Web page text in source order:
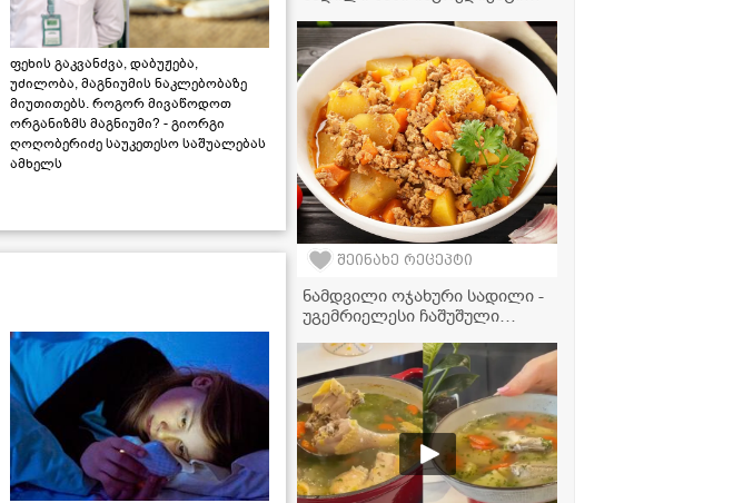
ფეხის გაკვანძვა, დაბუჟება,
უძილობა, მაგნიუმის ნაკლებობაზე
მიუთითებს. როგორ მივაწოდოთ
ორგანიზმს მაგნიუმი? - გიორგი
ღოღობერიძე საუკეთესო საშუალებას
ამხელს
ბროკოლით" - ვიდეორეცეპტი
შეინახე რეცეპტი
ნამდვილი ოჯახური სადილი -
უგემრიელესი ჩაშუშული